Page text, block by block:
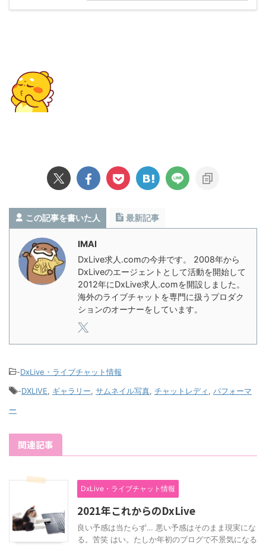
この記事を書いた人 最新記事
IMAI
DxLive求人.comの今井です。 2008年から
DxLiveのエージェントとして活動を開始して
2012年にDxLive求人.comを開設しました。
海外のライブチャットを専門に扱うプロダク
ションのオーナーをしています。
-DxLive・ライブチャット情報
-DXLIVE, ギャラリー, サムネイル写真, チャットレディ, パフォーマ
ー
関連記事
DxLive・ライブチャット情報
2021年これからのDxLive
良い予感は当たらず… 悪い予感はそのまま現実にな
る。苦笑 はい。たしか年初のブログで不景気になる